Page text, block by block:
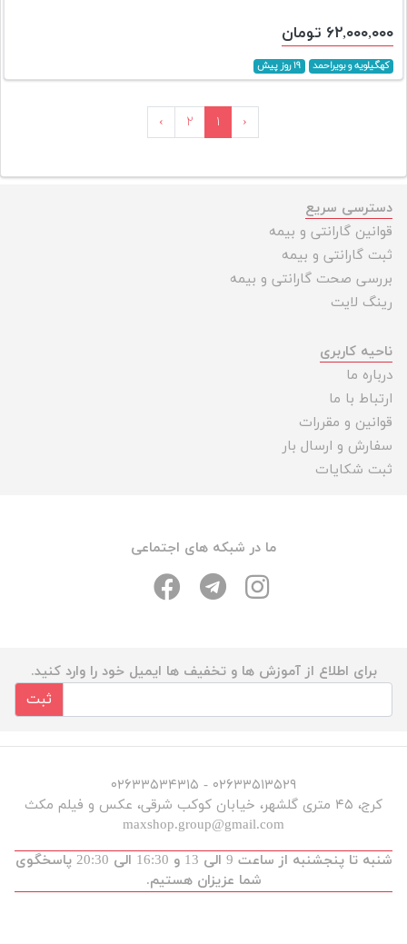
۶۲,۰۰۰,۰۰۰ تومان
کهگیلویه و بویراحمد ۱۹ روز پیش
‹ ۱ ۲ ›
دسترسی سریع
قوانین گارانتی و بیمه
ثبت گارانتی و بیمه
بررسی صحت گارانتی و بیمه
رینگ لایت
ناحیه کاربری
درباره ما
ارتباط با ما
قوانین و مقررات
سفارش و ارسال بار
ثبت شکایات
ما در شبکه های اجتماعی
برای اطلاع از آموزش ها و تخفیف ها ایمیل خود را وارد کنید.
ثبت
۰۲۶۳۳۵۱۳۵۲۹ - ۰۲۶۳۳۵۳۴۳۱۵
کرج، ۴۵ متری گلشهر، خیابان کوکب شرقی، عکس و فیلم مکث
maxshop.group@gmail.com
شنبه تا پنجشنبه از ساعت 9 الی 13 و 16:30 الی 20:30 پاسخگوی
شما عزیزان هستیم.